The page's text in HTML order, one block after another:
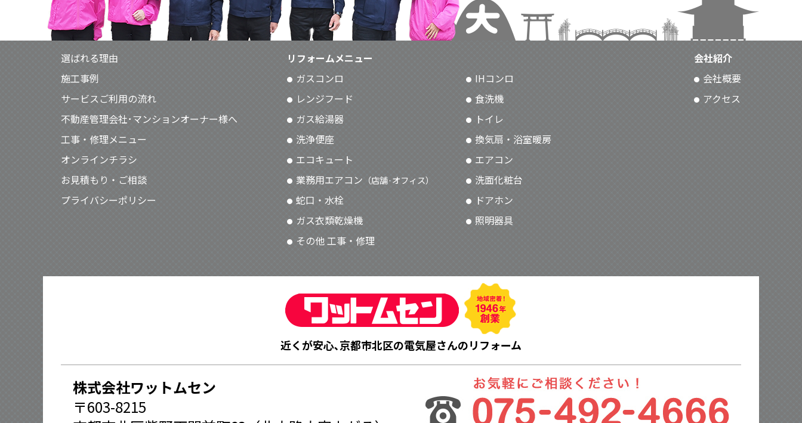
選ばれる理由
施工事例
サービスご利用の流れ
不動産管理会社･マンションオーナー様へ
工事・修理メニュー
オンラインチラシ
お見積もり・ご相談
プライバシーポリシー
リフォームメニュー
ガスコンロ
IHコンロ
レンジフード
食洗機
ガス給湯器
トイレ
洗浄便座
換気扇・浴室暖房
エコキュート
エアコン
業務用エアコン （店舗·オフィス）
洗面化粧台
蛇口・水栓
ドアホン
ガス衣類乾燥機
照明器具
その他 工事・修理
会社紹介
会社概要
アクセス
近くが安心､京都市北区の電気屋さんのリフォーム
株式会社ワットムセン
〒603-8215